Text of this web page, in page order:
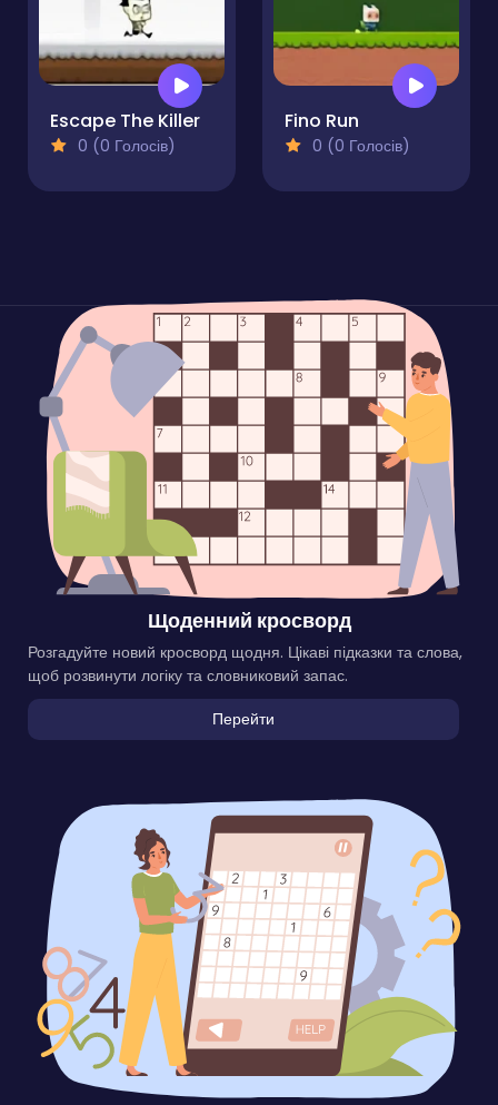
Escape The Killer
0 (0 Голосів)
Fino Run
0 (0 Голосів)
Щоденний кросворд
Розгадуйте новий кросворд щодня. Цікаві підказки та слова,
щоб розвинути логіку та словниковий запас.
Перейти